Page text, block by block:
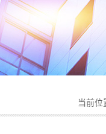
当前位